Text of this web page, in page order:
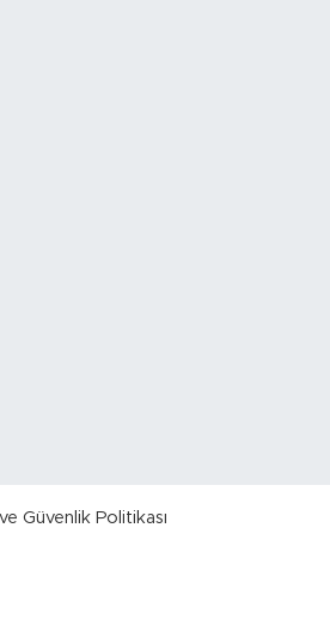
Güvenlik Politikası